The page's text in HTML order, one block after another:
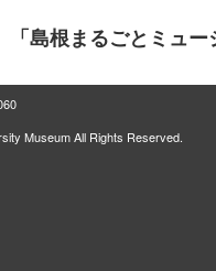
「島根まるごとミュ
Museum All Rights Reserved.